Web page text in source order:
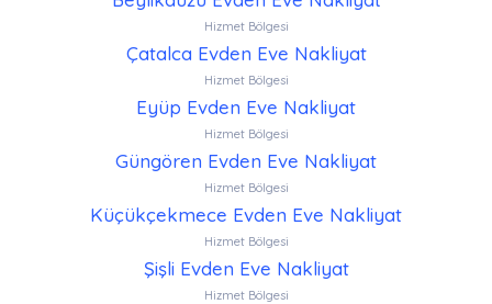
Hizmet Bölgesi
Çatalca Evden Eve Nakliyat
Hizmet Bölgesi
Eyüp Evden Eve Nakliyat
Hizmet Bölgesi
Güngören Evden Eve Nakliyat
Hizmet Bölgesi
Küçükçekmece Evden Eve Nakliyat
Hizmet Bölgesi
Şişli Evden Eve Nakliyat
Hizmet Bölgesi